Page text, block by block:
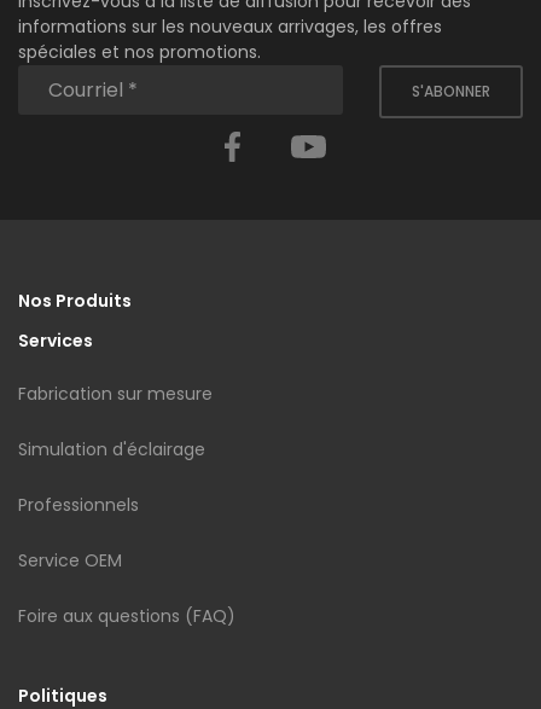
informations sur les nouveaux arrivages, les offres
spéciales et nos promotions.
S'ABONNER
Facebook
Nos Produits
Services
Fabrication sur mesure
Simulation d'éclairage
Professionnels
Service OEM
Foire aux questions (FAQ)
Politiques